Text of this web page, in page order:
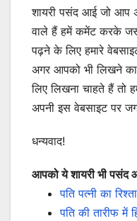
शायरी पसंद आई जो आप
वाले हैं हमें कमेंट करके
पढ़ने के लिए हमारे
अगर आपको भी लिखने
लिए लिखना चाहते हैं
अपनी इस वेबसाइट पर
धन्यवाद!
आपको ये शायरी भी पसंद
पति पत्नी का
पति की तारीफ में